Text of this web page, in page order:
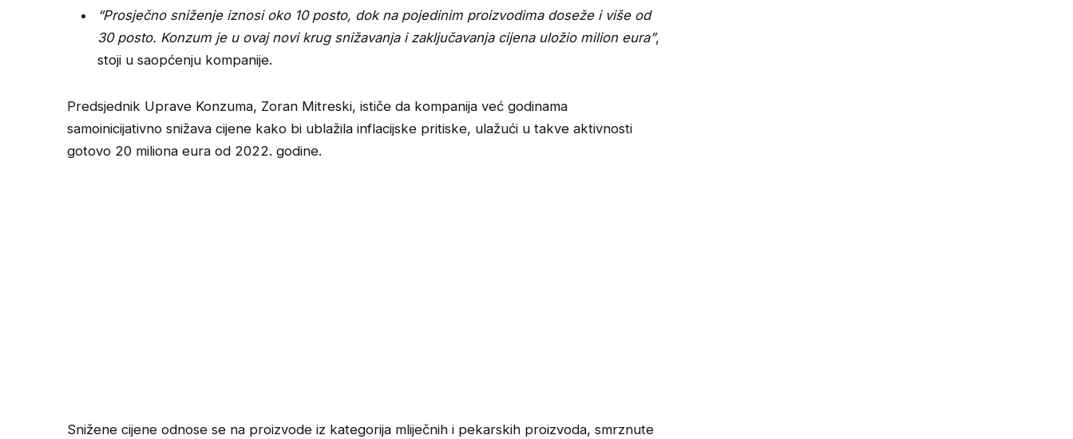
“Prosječno sniženje iznosi oko 10 posto, dok na pojedinim proizvodima doseže i više od
30 posto. Konzum je u ovaj novi krug snižavanja i zaključavanja cijena uložio milion eura”,
stoji u saopćenju kompanije.
Predsjednik Uprave Konzuma, Zoran Mitreski, ističe da kompanija već godinama
samoinicijativno snižava cijene kako bi ublažila inflacijske pritiske, ulažući u takve aktivnosti
gotovo 20 miliona eura od 2022. godine.
Snižene cijene odnose se na proizvode iz kategorija mliječnih i pekarskih proizvoda, smrznute